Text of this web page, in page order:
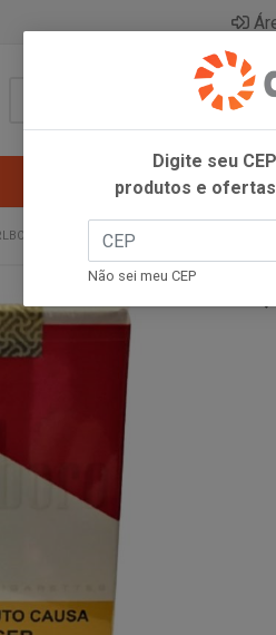
Digite seu
produtos e
Não sei meu CEP